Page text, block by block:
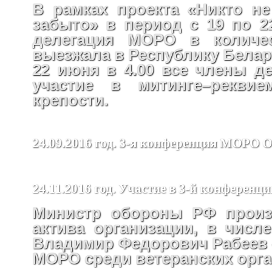
В рамках проекта «Никто
забыто» в период с 19 по
делегация МОРО в
выезжала в Республику
22 июня в 4.00 все члены
участие в
крепости.
24.09.2016 год. 3-я конференция
24.11.2016 год. Участие в 3-й
Министр обороны РФ
актива организации, в
Владимир Федорович Рабеев
МОРО среди ветеранских